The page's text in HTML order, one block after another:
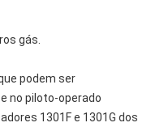
gás.
podem ser
no piloto-operado
1301F e 1301G dos